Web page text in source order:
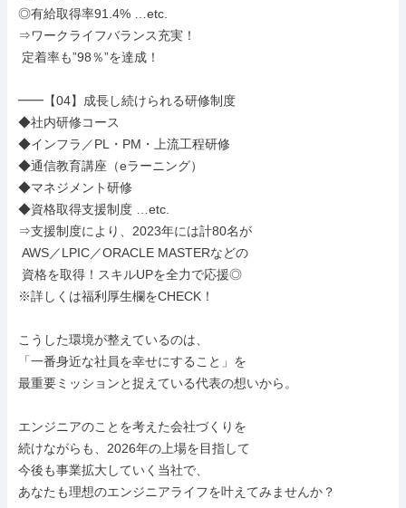
◎有給取得率91.4% …etc.
⇒ワークライフバランス充実！
━━【04】成長し続けられる研修制度
◆社内研修コース
◆インフラ／PL・PM・上流工程研修
◆通信教育講座（eラーニング）
◆マネジメント研修
◆資格取得支援制度 …etc.
⇒支援制度により、2023年には計80名が
※詳しくは福利厚生欄をCHECK！
こうした環境が整えているのは、
「一番身近な社員を幸せにすること」を
最重要ミッションと捉えている代表の想いから。
エンジニアのことを考えた会社づくりを
続けながらも、2026年の上場を目指して
今後も事業拡大していく当社で、
あなたも理想のエンジニアライフを叶えてみませんか？